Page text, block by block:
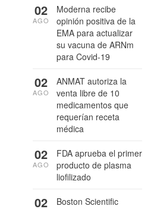
Moderna recibe
opinión positiva de la
EMA para actualizar
su vacuna de ARNm
para Covid-19
02
AGO
ANMAT autoriza la
venta libre de 10
medicamentos que
requerían receta
médica
02
AGO
FDA aprueba el primer
producto de plasma
liofilizado
02
AGO
Boston Scientific
02